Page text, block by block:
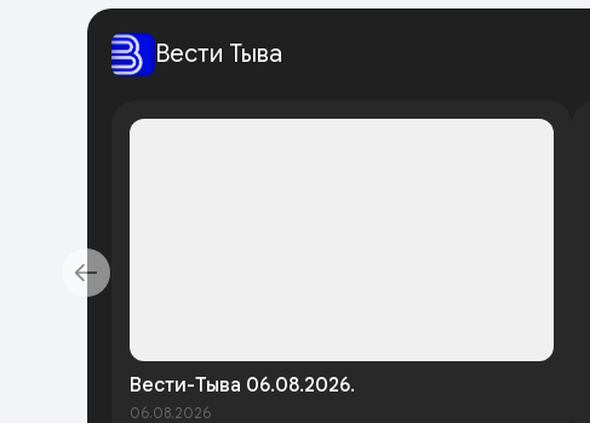
Вести Тыва
Вести-Тыва 06.08.2026.
06.08.2026